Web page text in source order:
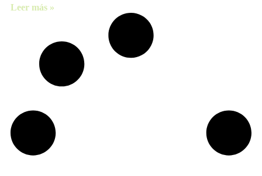
Leer más »